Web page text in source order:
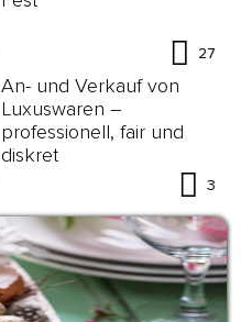
27
An- und Verkauf von
Luxuswaren –
professionell, fair und
diskret
3